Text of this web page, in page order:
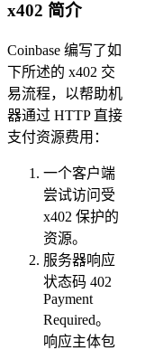
x402 简介
Coinbase 编写了如
下所述的 x402 交
易流程，以帮助机
器通过 HTTP 直接
支付资源费用：
一个客户端
尝试访问受
x402 保护的
资源。
服务器响应
状态码 402
Payment
Required。
响应主体包